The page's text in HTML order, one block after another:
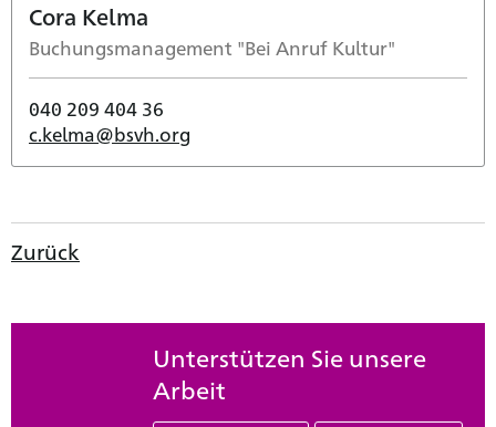
Cora Kelma
Buchungsmanagement "Bei Anruf Kultur"
040 209 404 36
c.kelma@bsvh.org
Zurück
Unterstützen Sie unsere
Arbeit